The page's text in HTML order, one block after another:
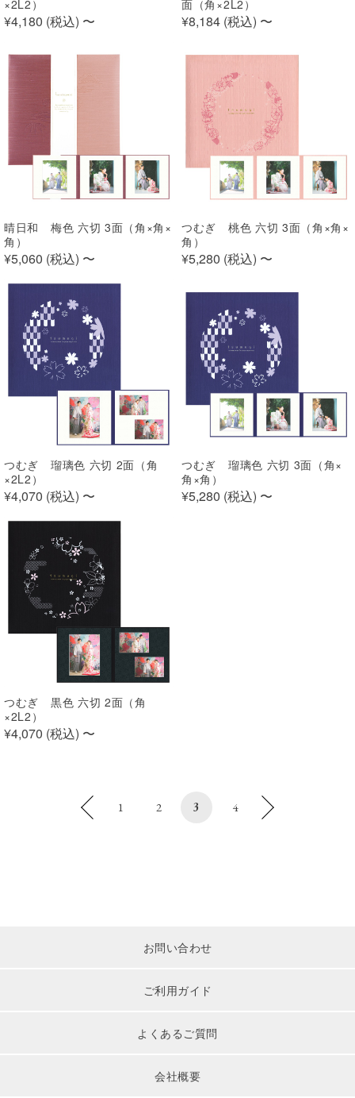
×2L2）
¥4,180 (税込) 〜
面（角×2L2）
¥8,184 (税込) 〜
晴日和 梅色 六切 3面（角×角×
角）
¥5,060 (税込) 〜
つむぎ 桃色 六切 3面（角×角×
角）
¥5,280 (税込) 〜
つむぎ 瑠璃色 六切 2面（角
×2L2）
¥4,070 (税込) 〜
つむぎ 瑠璃色 六切 3面（角×
角×角）
¥5,280 (税込) 〜
つむぎ 黒色 六切 2面（角
×2L2）
¥4,070 (税込) 〜
1 2 3 4
お問い合わせ
ご利用ガイド
よくあるご質問
会社概要